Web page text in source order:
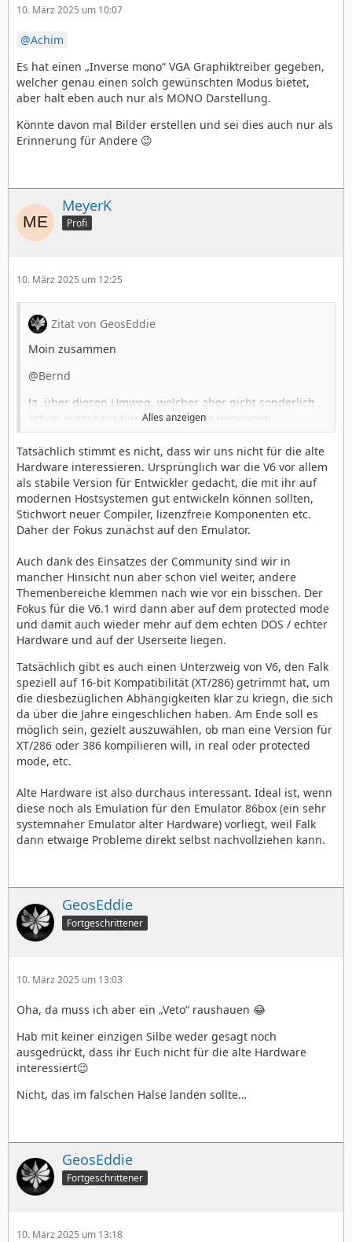
10. März 2025 um 10:07
Achim
Es hat einen „Inverse mono“ VGA Graphiktreiber gegeben,
welcher genau einen solch gewünschten Modus bietet,
aber halt eben auch nur als MONO Darstellung.
Könnte davon mal Bilder erstellen und sei dies auch nur als
Erinnerung für Andere 😉
MeyerK
Profi
10. März 2025 um 12:25
Zitat von GeosEddie
Moin zusammen
@Bernd
Ja, über diesen Umweg, welcher aber nicht sonderlich
schön ausschaut bin ich gleichfalls gegangen…
erinnere mich aber auch noch daran, dass mit diesem
andere Schwierigkeiten aufkamen, wenn man die
erstellten Arbeiten/Texte in andere Formate speichert
um diese mit anderen Programmen bearbeiten zu
können.
Ich Danke Euch zumindest für Eure Zeit, in den
Meine mich nur schwach noch daran zu erinnern, dass
ich die Geos.ini manuell modifiziert hatte um dieses
Ergebnis zu erzielen, so wie ich dies mit dem
Systemfont machte, um ihn als klar und brilliant
lesbaren Font bei der Texteingabe nutzen zu können.
Hab diese Einstellung leider verloren, weil ich die
interne HDD des Toshiba T3100sx formatiert hab, bevor
ich diese sichern konnte.
Mir ist klar, dass der generelle Fokus auf dem Emulator
und heutigen Systemsn liegt. Ich bin halt zu nastalgisch
und arbeite halt eben noch mit nativ alter Hardware
und scheitere dann halt an den Hürden der
Graphikmodis… jedoch verständlich, wenn man darin
16 sowie 256 Farb Modi’s für ältere Modelle sind bei mir
halt vorhanden und folglich auch der Wunsch dazu…
Besitze noch einen NEC Multisync mit 1.440x900 sowie
ja noch irgendwann einmal.
Alles anzeigen
Tatsächlich stimmt es nicht, dass wir uns nicht für die alte
Hardware interessieren. Ursprünglich war die V6 vor allem
als stabile Version für Entwickler gedacht, die mit ihr auf
modernen Hostsystemen gut entwickeln können sollten,
Stichwort neuer Compiler, lizenzfreie Komponenten etc.
Daher der Fokus zunächst auf den Emulator.
Auch dank des Einsatzes der Community sind wir in
mancher Hinsicht nun aber schon viel weiter, andere
Themenbereiche klemmen nach wie vor ein bisschen. Der
Fokus für die V6.1 wird dann aber auf dem protected mode
und damit auch wieder mehr auf dem echten DOS / echter
Hardware und auf der Userseite liegen.
Tatsächlich gibt es auch einen Unterzweig von V6, den Falk
speziell auf 16-bit Kompatibilität (XT/286) getrimmt hat, um
die diesbezüglichen Abhängigkeiten klar zu kriegn, die sich
da über die Jahre eingeschlichen haben. Am Ende soll es
möglich sein, gezielt auszuwählen, ob man eine Version für
XT/286 oder 386 kompilieren will, in real oder protected
mode, etc.
Alte Hardware ist also durchaus interessant. Ideal ist, wenn
diese noch als Emulation für den Emulator 86box (ein sehr
systemnaher Emulator alter Hardware) vorliegt, weil Falk
dann etwaige Probleme direkt selbst nachvollziehen kann.
GeosEddie
Fortgeschrittener
10. März 2025 um 13:03
Oha, da muss ich aber ein „Veto“ raushauen 😂
Hab mit keiner einzigen Silbe weder gesagt noch
ausgedrückt, dass ihr Euch nicht für die alte Hardware
interessiert😉
Nicht, das im falschen Halse landen sollte…
GeosEddie
Fortgeschrittener
10. März 2025 um 13:18